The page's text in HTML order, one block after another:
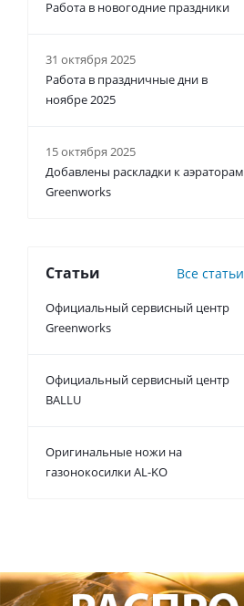
Работа в новогодние праздники
31 октября 2025
Работа в праздничные дни в
ноябре 2025
15 октября 2025
Добавлены раскладки к аэраторам
Greenworks
Статьи Все статьи
Официальный сервисный центр
Greenworks
Официальный сервисный центр
BALLU
Оригинальные ножи на
газонокосилки AL-KO